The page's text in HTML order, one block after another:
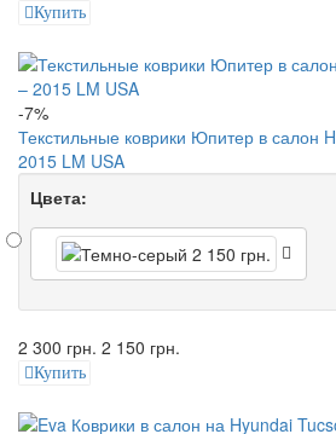
Купить
-7%
Текстильные коврики Юпитер в салон
2015 LM USA
Цвета:
2 300 грн. 2 150 грн.
Купить